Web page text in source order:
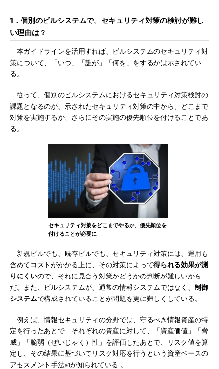
1．個別のビルシステムで、セキュリティ対策の検討が難し
い理由は？
本ガイドラインを活用すれば、ビルシステムのセキュリティ対
策について、「いつ」「誰が」「何を」をするかは示されてい
る。
従って、個別のビルシステムにおけるセキュリティ対策検討の
課題となるのが、示されたセキュリティ対策の中から、どこまで
対策を実施するか、さらにその実施の優先順位を付けることであ
る。
セキュリティ対策をどこまでやるか、優先順位を
付けることが必要に
新規ビルでも、既存ビルでも、セキュリティ対策には、運用も
含めてコストがかかる上に、その対策によって得られる効果が測
りにくいので、それに見合う対策かどうかの判断が難しいから
だ。また、ビルシステムが、通常の情報システムではなく、 制御
システムで構成されていることが問題を更に難しくしている。
例えば、情報セキュリティの分野では、守るべき情報資産の特
定を行ったあとで、それぞれの資産に対して、「資産価値」「脅
威」「脆弱（ぜいじゃく）性」を評価したあとで、リスク値を算
定し、その結果に基づいてリスク対応を行うという資産ベースの
アセスメント手法※1が知られている 。